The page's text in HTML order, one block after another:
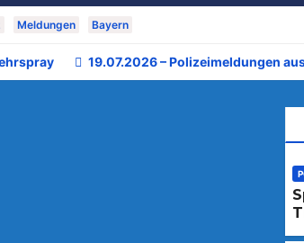
Meldungen Bayern
19.07.2026 – Polizeimeldungen